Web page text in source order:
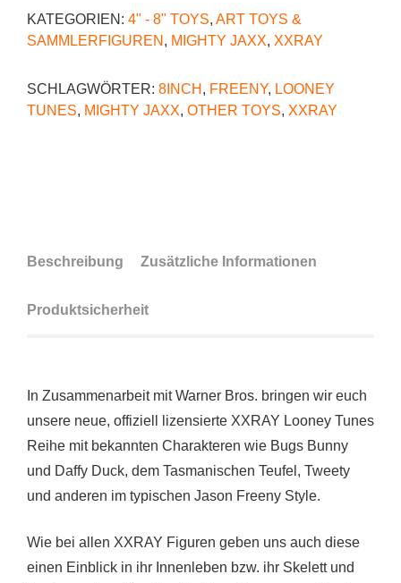
KATEGORIEN: 4" - 8" TOYS, ART TOYS &
SAMMLERFIGUREN , MIGHTY JAXX, XXRAY
SCHLAGWÖRTER: 8INCH , FREENY, LOONEY
TUNES, MIGHTY JAXX, OTHER TOYS, XXRAY
Beschreibung Zusätzliche Informationen
Produktsicherheit
In Zusammenarbeit mit Warner Bros. bringen wir euch
unsere neue, offiziell lizensierte XXRAY Looney Tunes
Reihe mit bekannten Charakteren wie Bugs Bunny
und Daffy Duck, dem Tasmanischen Teufel, Tweety
und anderen im typischen Jason Freeny Style.
Wie bei allen XXRAY Figuren geben uns auch diese
einen Einblick in ihr Innenleben bzw. ihr Skelett und